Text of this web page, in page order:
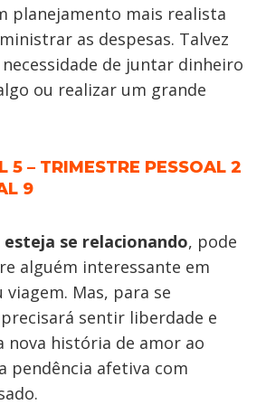
planejamento mais realista
as despesas. Talvez
de juntar dinheiro
ou realizar um grande
5 – TRIMESTRE PESSOAL 2
9
esteja se relacionando, pode
alguém interessante em
Mas, para se
sentir liberdade e
nova história de amor ao
pendência afetiva com